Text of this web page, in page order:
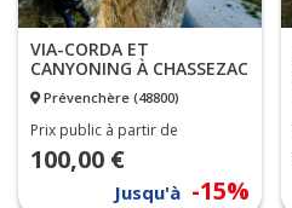
VIA-CORDA ET
CANYONING À CHASSEZAC
Prévenchère (48800)
Prix public à partir de
100,00 €
Jusqu'à -15%